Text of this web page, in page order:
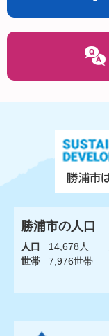
勝浦市の人口
人口 14,678人
世帯
7,976世帯